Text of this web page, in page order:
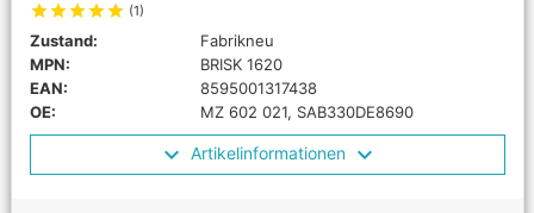
starstarstarstarstar (1)
Zustand:
Fabrikneu
MPN:
BRISK 1620
EAN:
8595001317438
OE:
MZ 602 021, SAB330DE8690
Artikelinformationen